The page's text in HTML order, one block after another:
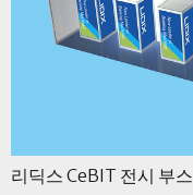
리딕스 CeBIT 전시 부스